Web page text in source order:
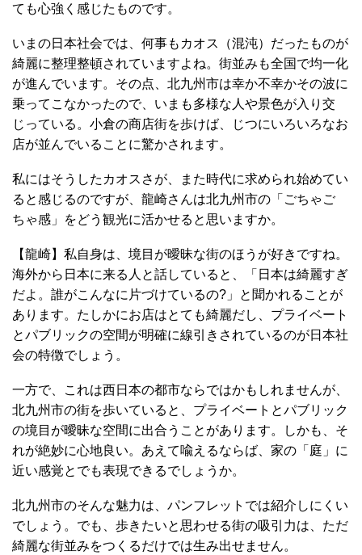
ても心強く感じたものです。
いまの日本社会では、何事もカオス（混沌）だったものが
綺麗に整理整頓されていますよね。街並みも全国で均一化
が進んでいます。その点、北九州市は幸か不幸かその波に
乗ってこなかったので、いまも多様な人や景色が入り交
じっている。小倉の商店街を歩けば、じつにいろいろなお
店が並んでいることに驚かされます。
私にはそうしたカオスさが、また時代に求められ始めてい
ると感じるのですが、龍崎さんは北九州市の「ごちゃご
ちゃ感」をどう観光に活かせると思いますか。
【龍崎】私自身は、境目が曖昧な街のほうが好きですね。
海外から日本に来る人と話していると、「日本は綺麗すぎ
だよ。誰がこんなに片づけているの?」と聞かれることが
あります。たしかにお店はとても綺麗だし、プライベート
とパブリックの空間が明確に線引きされているのが日本社
会の特徴でしょう。
一方で、これは西日本の都市ならではかもしれませんが、
北九州市の街を歩いていると、プライベートとパブリック
の境目が曖昧な空間に出合うことがあります。しかも、そ
れが絶妙に心地良い。あえて喩えるならば、家の「庭」に
近い感覚とでも表現できるでしょうか。
北九州市のそんな魅力は、パンフレットでは紹介しにくい
でしょう。でも、歩きたいと思わせる街の吸引力は、ただ
綺麗な街並みをつくるだけでは生み出せません。